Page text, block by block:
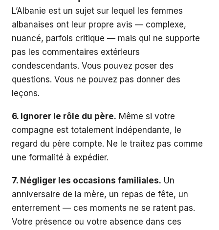
L’Albanie est un sujet sur lequel les femmes
albanaises ont leur propre avis — complexe,
nuancé, parfois critique — mais qui ne supporte
pas les commentaires extérieurs
condescendants. Vous pouvez poser des
questions. Vous ne pouvez pas donner des
leçons.
6. Ignorer le rôle du père. Même si votre
compagne est totalement indépendante, le
regard du père compte. Ne le traitez pas comme
une formalité à expédier.
7. Négliger les occasions familiales. Un
anniversaire de la mère, un repas de fête, un
enterrement — ces moments ne se ratent pas.
Votre présence ou votre absence dans ces